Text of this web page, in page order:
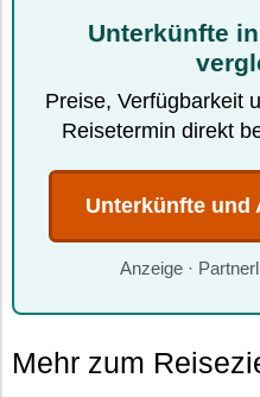
Unterkünfte
Preise, Verfügbarkeit
Reisetermin direkt
Unterkünfte und
Anzeige ·
Mehr zum